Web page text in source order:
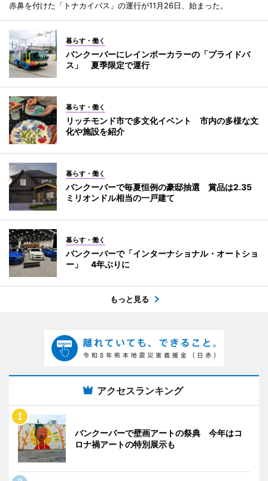
赤鼻を付けた「トナカイバス」の運行が11月26日、始まった。
暮らす・働く
バンクーバーにレインボーカラーの「プライドバ
ス」 夏季限定で運行
暮らす・働く
リッチモンド市で多文化イベント 市内の多様な文
化や施設を紹介
暮らす・働く
バンクーバーで毎夏恒例の豪邸抽選 賞品は2.35
ミリオンドル相当の一戸建て
暮らす・働く
バンクーバーで「インターナショナル・オートショ
ー」 4年ぶりに
もっと見る
アクセスランキング
バンクーバーで壁画アートの祭典 今年はコ
ロナ禍アートの特別展示も